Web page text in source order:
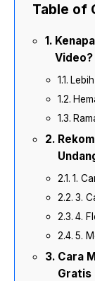
Table of
Video?
1.
3.
4.
5.
Cara
Gratis